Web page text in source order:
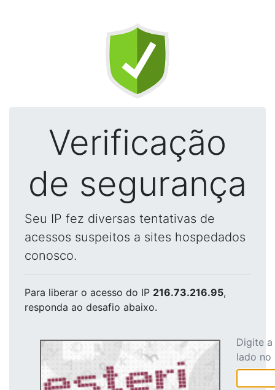
Verificação
de segurança
Seu IP fez diversas tentativas de
acessos suspeitos a sites hospedados
conosco.
Para liberar o acesso do IP 216.73.216.95,
responda ao desafio abaixo.
Digite
lado no